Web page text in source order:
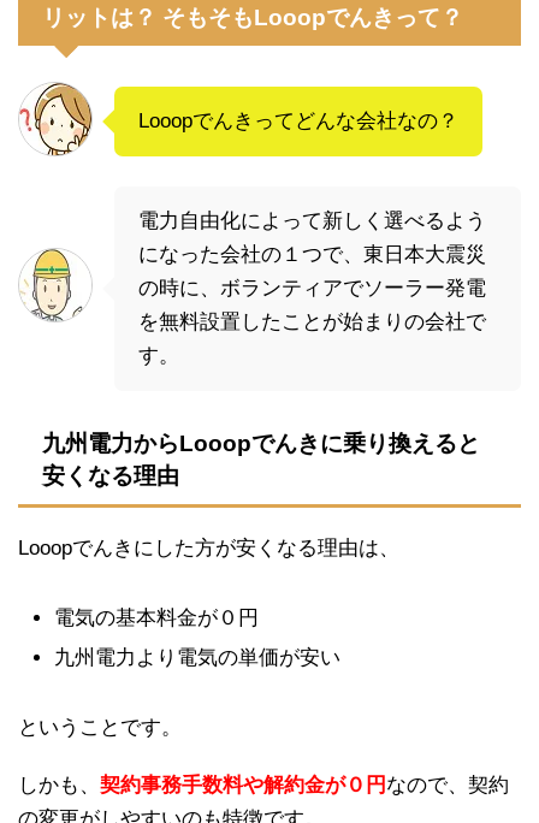
リットは？ そもそもLooopでんきって？
Looopでんきってどんな会社なの？
電力自由化によって新しく選べるよう
になった会社の１つで、東日本大震災
の時に、ボランティアでソーラー発電
を無料設置したことが始まりの会社で
す。
九州電力からLooopでんきに乗り換えると
安くなる理由
Looopでんきにした方が安くなる理由は、
電気の基本料金が０円
九州電力より電気の単価が安い
ということです。
しかも、 契約事務手数料や解約金が０円 なので、契約